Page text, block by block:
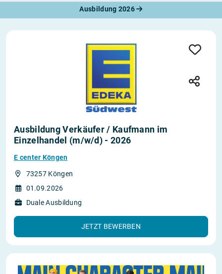
Ausbildung 2026
Ausbildung Verkäufer / Kaufmann im
Einzelhandel (m/w/d) - 2026
E center Köngen
73257 Köngen
01.09.2026
Duale Ausbildung
JETZT BEWERBEN